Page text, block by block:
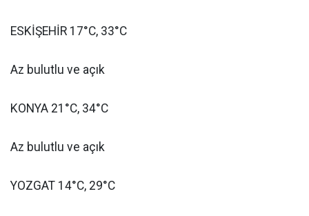
ESKİŞEHİR 17°C, 33°C
Az bulutlu ve açık
KONYA 21°C, 34°C
Az bulutlu ve açık
YOZGAT 14°C, 29°C